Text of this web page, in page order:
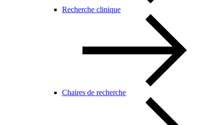
Recherche clinique
Chaires de recherche